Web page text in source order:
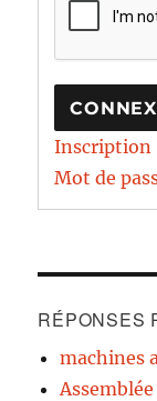
Inscription
Mot de
RÉPONSES
machines